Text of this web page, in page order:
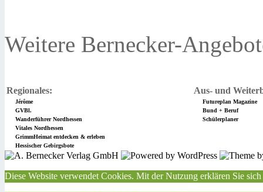
Weitere Bernecker-
Regionales: Aus- und
Jérôme
Futureplan Magazine
GVBl.
Bund + Beruf
Wanderführer Nordhessen
Schülerplaner
Vitales Nordhessen
GrimmHeimat entdecken & erleben
Hessischer Gebirgsbote
Diese Website verwendet Cookies. Mit der Nutzung erklären Sie